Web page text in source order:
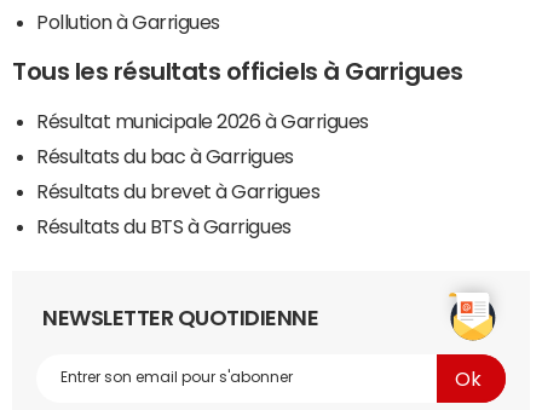
Pollution à Garrigues
Tous les résultats officiels à Garrigues
Résultat municipale 2026 à Garrigues
Résultats du bac à Garrigues
Résultats du brevet à Garrigues
Résultats du BTS à Garrigues
NEWSLETTER QUOTIDIENNE